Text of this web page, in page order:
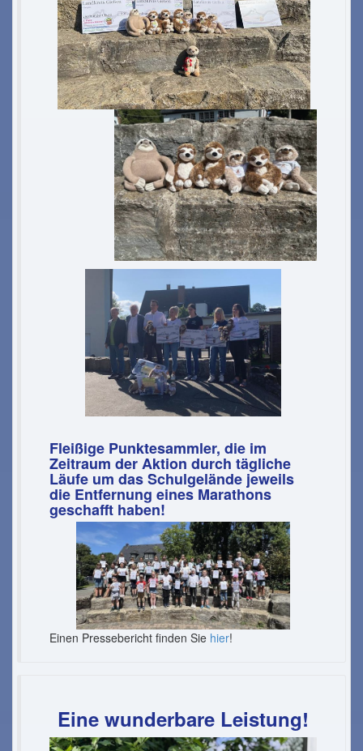
Fleißige Punktesammler, die im
Zeitraum der Aktion durch tägliche
Läufe um das Schulgelände jeweils
die Entfernung eines Marathons
geschafft haben!
Einen Pressebericht finden Sie hier!
Eine wunderbare Leistung!